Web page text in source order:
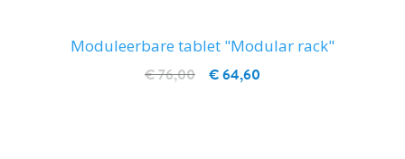
Moduleerbare tablet "Modular rack"
€ 64,60
€ 76,00